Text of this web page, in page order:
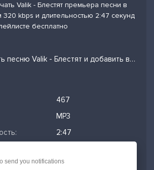
Valik - Блестят премьера песни в
320 kbps и длительностью 2:47 секунд
бесплатно
Слушать песню Valik - Блестят и добавить в избранных
467
MP3
2:47
320 кбит/с,
send you notifications